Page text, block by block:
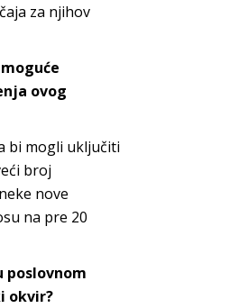
za njihov
ovog
bi mogli uključiti
broj
nove
na pre 20
poslovnom
okvir?